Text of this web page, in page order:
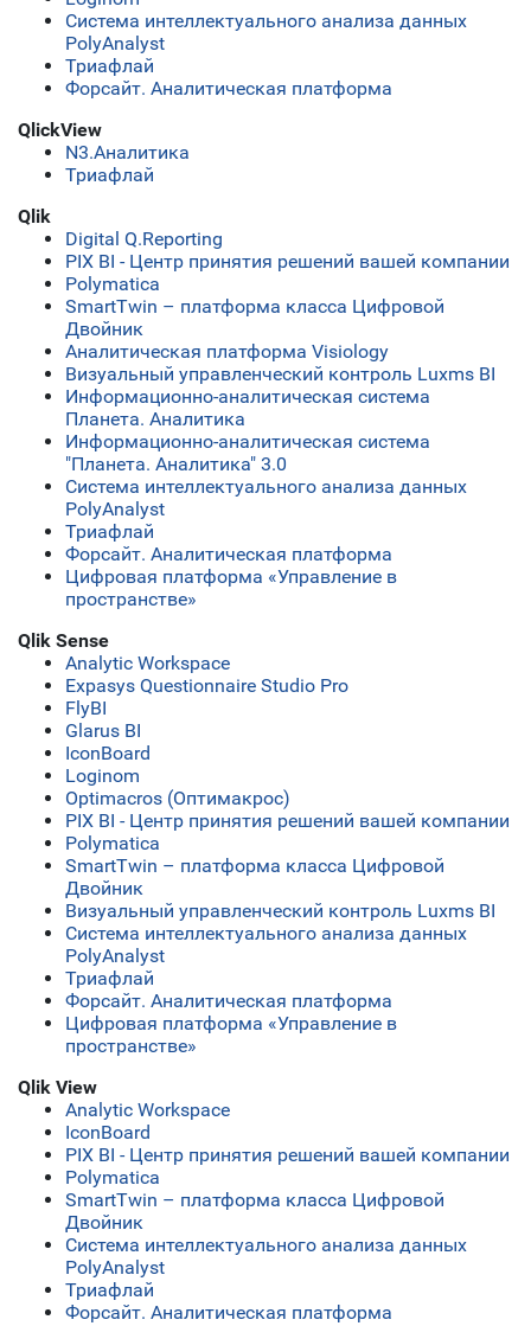
Система интеллектуального анализа данных
PolyAnalyst
Триафлай
Форсайт. Аналитическая платформа
QlickView
N3.Аналитика
Триафлай
Qlik
Digital Q.Reporting
PIX BI - Центр принятия решений вашей компании
Polymatica
SmartTwin – платформа класса Цифровой
Двойник
Аналитическая платформа Visiology
Визуальный управленческий контроль Luxms BI
Информационно-аналитическая система
Планета. Аналитика
Информационно-аналитическая система
"Планета. Аналитика" 3.0
Система интеллектуального анализа данных
PolyAnalyst
Триафлай
Форсайт. Аналитическая платформа
Цифровая платформа «Управление в
пространстве»
Qlik Sense
Analytic Workspace
Expasys Questionnaire Studio Pro
FlyBI
Glarus BI
IconBoard
Loginom
Optimacros (Оптимакрос)
PIX BI - Центр принятия решений вашей компании
Polymatica
SmartTwin – платформа класса Цифровой
Двойник
Визуальный управленческий контроль Luxms BI
Система интеллектуального анализа данных
PolyAnalyst
Триафлай
Форсайт. Аналитическая платформа
Цифровая платформа «Управление в
пространстве»
Qlik View
Analytic Workspace
IconBoard
PIX BI - Центр принятия решений вашей компании
Polymatica
SmartTwin – платформа класса Цифровой
Двойник
Система интеллектуального анализа данных
PolyAnalyst
Триафлай
Форсайт. Аналитическая платформа